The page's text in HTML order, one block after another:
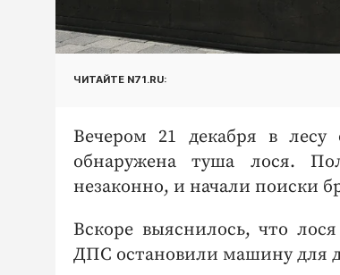
ЧИТАЙТЕ N71.RU:
Вечером 21 декабря в
обнаружена туша лося.
незаконно, и начали поиски
Вскоре выяснилось, что
ДПС остановили машину для